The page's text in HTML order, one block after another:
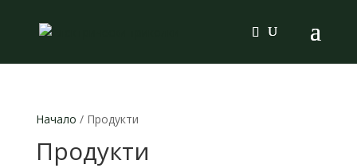
Начало / Продукти
Продукти